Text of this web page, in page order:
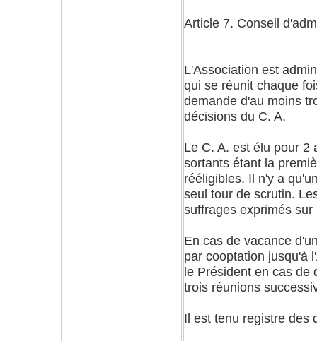
Article 7. Conseil
L'Association est
qui se réunit chaque
demande d'au moins
décisions du C. A.
Le C. A. est élu pour 2
sortants étant la
rééligibles. Il n'y a
seul tour de scrutin.
suffrages exprimés
En cas de vacance
par cooptation jusqu'à
le Président en cas de
trois réunions
Il est tenu registre des